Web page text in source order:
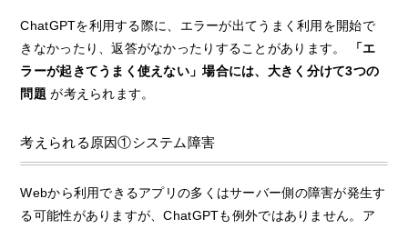
ChatGPTを利用する際に、エラーが出てうまく利用を開始で
きなかったり、返答がなかったりすることがあります。
「エ
ラーが起きてうまく使えない」場合には、大きく分けて3つの
問題が考えられます。
考えられる原因①システム障害
Webから利用できるアプリの多くはサーバー側の障害が発生す
る可能性がありますが、ChatGPTも例外ではありません。ア